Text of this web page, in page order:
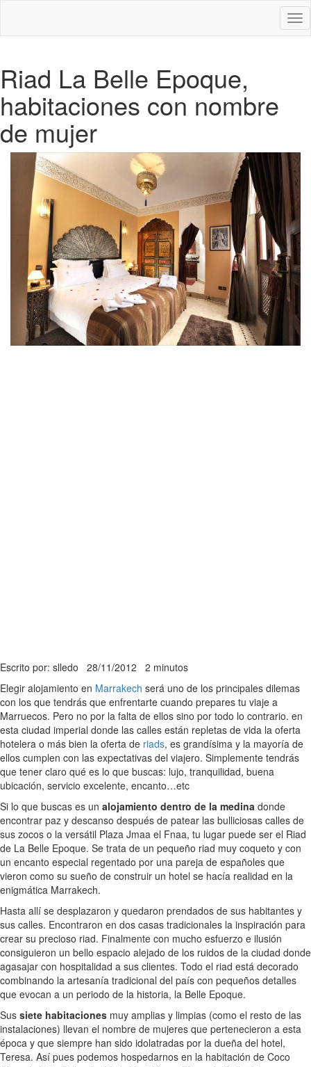
Riad La Belle Epoque,
habitaciones con nombre
de mujer
Escrito por: slledo 28/11/2012 2 minutos
Elegir alojamiento en Marrakech será uno de los principales dilemas
con los que tendrás que enfrentarte cuando prepares tu viaje a
Marruecos. Pero no por la falta de ellos sino por todo lo contrario. en
esta ciudad imperial donde las calles están repletas de vida la oferta
hotelera o más bien la oferta de riads, es grandísima y la mayoría de
ellos cumplen con las expectativas del viajero. Simplemente tendrás
que tener claro qué es lo que buscas: lujo, tranquilidad, buena
ubicación, servicio excelente, encanto…etc
Si lo que buscas es un alojamiento dentro de la medina donde
encontrar paz y descanso después de patear las bulliciosas calles de
sus zocos o la versátil Plaza Jmaa el Fnaa, tu lugar puede ser el Riad
de La Belle Epoque. Se trata de un pequeño riad muy coqueto y con
un encanto especial regentado por una pareja de españoles que
vieron como su sueño de construir un hotel se hacía realidad en la
enigmática Marrakech.
Hasta allí se desplazaron y quedaron prendados de sus habitantes y
sus calles. Encontraron en dos casas tradicionales la inspiración para
crear su precioso riad. Finalmente con mucho esfuerzo e ilusión
consiguieron un bello espacio alejado de los ruidos de la ciudad donde
agasajar con hospitalidad a sus clientes. Todo el riad está decorado
combinando la artesanía tradicional del país con pequeños detalles
que evocan a un periodo de la historia, la Belle Epoque.
Sus siete habitaciones muy amplias y limpias (como el resto de las
instalaciones) llevan el nombre de mujeres que pertenecieron a esta
época y que siempre han sido idolatradas por la dueña del hotel,
Teresa. Así pues podemos hospedarnos en la habitación de Coco